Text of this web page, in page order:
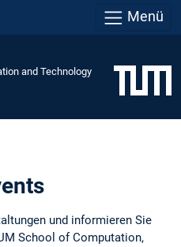
Menü
and Technology
und informieren Sie
School of Computation,